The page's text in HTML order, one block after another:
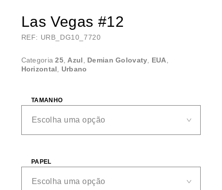
Las Vegas #12
REF: URB_DG10_7720
Categoria25, Azul Demian Golovaty EUA
Horizontal
Urbano
TAMANHO
PAPEL